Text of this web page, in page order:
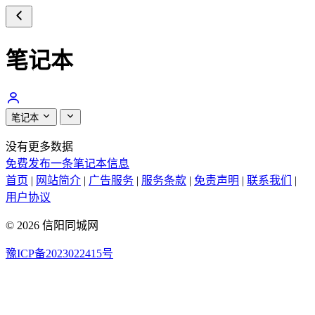
笔记本
笔记本
没有更多数据
免费发布一条笔记本信息
首页 | 网站简介 | 广告服务 | 服务条款 | 免责声明 | 联系我们
|
用户协议
© 2026 信阳同城网
豫ICP备2023022415号